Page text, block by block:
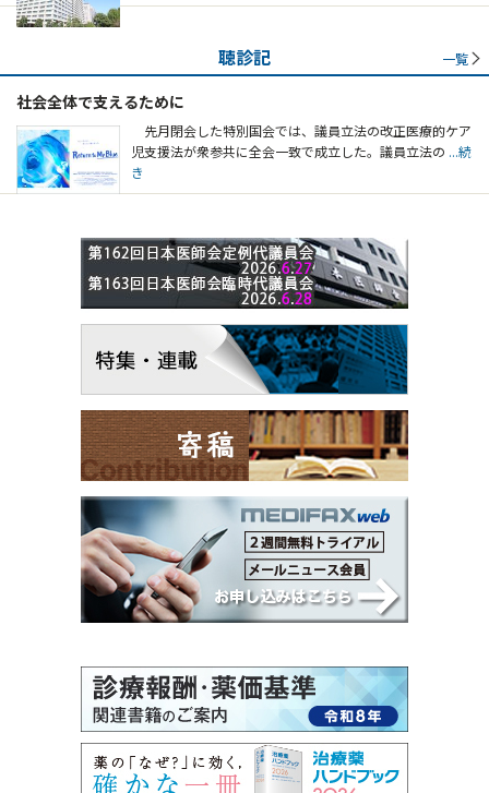
聴診記 一覧
社会全体で支えるために
先月閉会した特別国会では、議員立法の改正医療的ケア
児支援法が衆参共に全会一致で成立した。議員立法の ...続
き